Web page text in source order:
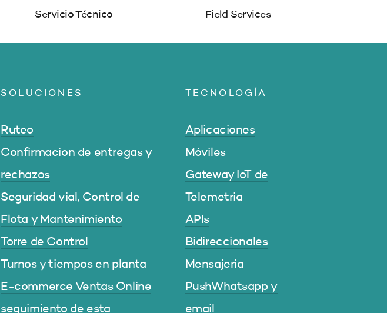
Servicio Técnico Field Services
SOLUCIONES
Ruteo
Confirmacion de entregas y
rechazos
Seguridad vial, Control de
Flota y Mantenimiento
Torre de Control
Turnos y tiempos en planta
E-commerce Ventas Online
seguimiento de esta
TECNOLOGÍA
Aplicaciones
Móviles
Gateway IoT de
Telemetria
APIs
Bidireccionales
Mensajeria
PushWhatsapp y
email